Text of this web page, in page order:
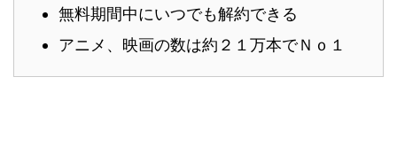
無料期間中にいつでも解約できる
アニメ、映画の数は約２１万本でＮｏ１